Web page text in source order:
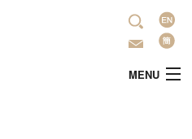
語
言
MENU